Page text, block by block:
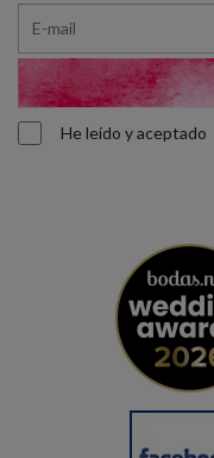
He leído y aceptado